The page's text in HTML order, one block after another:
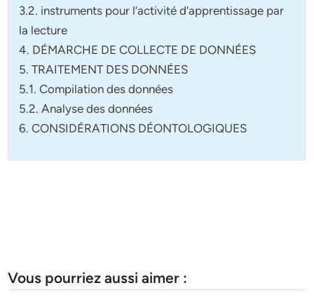
3.2. instruments pour l’activité d’apprentissage par
la lecture
4. DÉMARCHE DE COLLECTE DE DONNÉES
5. TRAITEMENT DES DONNÉES
5.1. Compilation des données
5.2. Analyse des données
6. CONSIDÉRATIONS DÉONTOLOGIQUES
Vous pourriez aussi aimer :